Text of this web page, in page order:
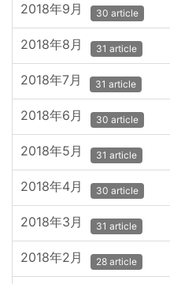
2018年9月 30 article
2018年8月 31 article
2018年7月 31 article
2018年6月 30 article
2018年5月 31 article
2018年4月 30 article
2018年3月 31 article
2018年2月 28 article